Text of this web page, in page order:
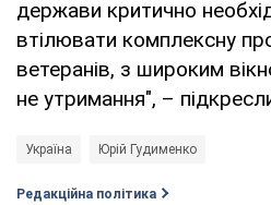
держави критично
втілювати комплексну
ветеранів, з широким
не утримання", –
Україна Юрій Гудименко
Редакційна політика